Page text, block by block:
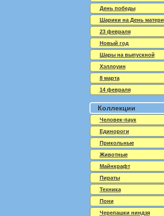
День победы
Шарики на День матери
23 февраля
Новый год
Шары на выпускной
Хэллоуин
8 марта
14 февраля
Коллекции
Человек-паук
Единороги
Прикольные
Животные
Майнкрафт
Пираты
Техника
Пони
Черепашки ниндзя